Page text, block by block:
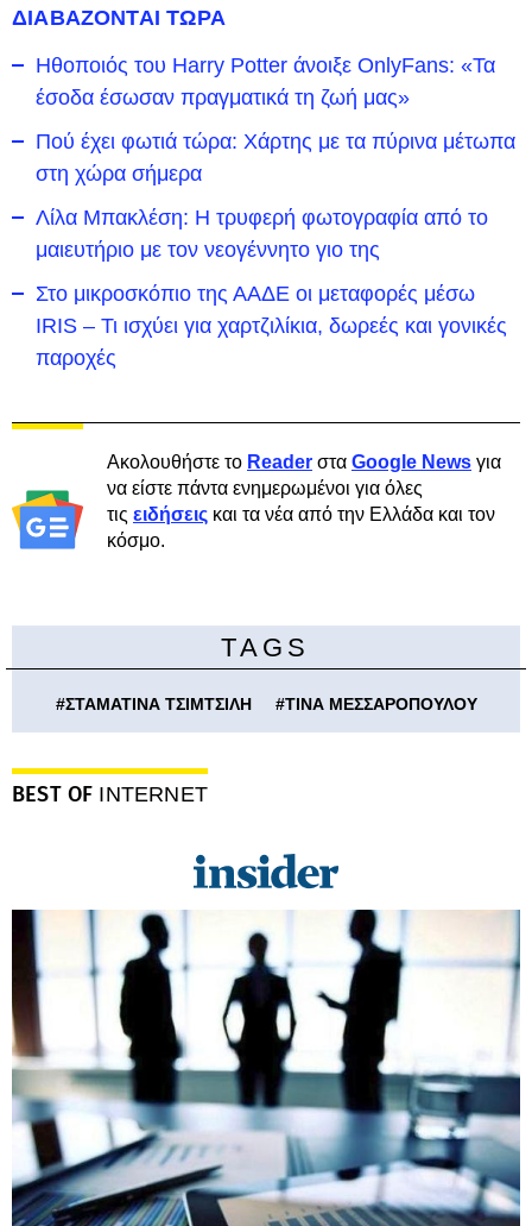
ΔΙΑΒΑΖΟΝΤΑΙ ΤΩΡΑ
Ηθοποιός του Harry Potter άνοιξε OnlyFans: «Τα
έσοδα έσωσαν πραγματικά τη ζωή μας»
Πού έχει φωτιά τώρα: Χάρτης με τα πύρινα μέτωπα
στη χώρα σήμερα
Λίλα Μπακλέση: Η τρυφερή φωτογραφία από το
μαιευτήριο με τον νεογέννητο γιο της
Στο μικροσκόπιο της ΑΑΔΕ οι μεταφορές μέσω
IRIS – Τι ισχύει για χαρτζιλίκια, δωρεές και γονικές
παροχές
Ακολουθήστε το Reader στα Google News για
να είστε πάντα ενημερωμένοι για όλες
τις ειδήσεις και τα νέα από την Ελλάδα και τον
κόσμο.
TAGS
#ΣΤΑΜΑΤΙΝΑ ΤΣΙΜΤΣΙΛΗ #ΤΙΝΑ ΜΕΣΣΑΡΟΠΟΥΛΟΥ
BEST OF INTERNET